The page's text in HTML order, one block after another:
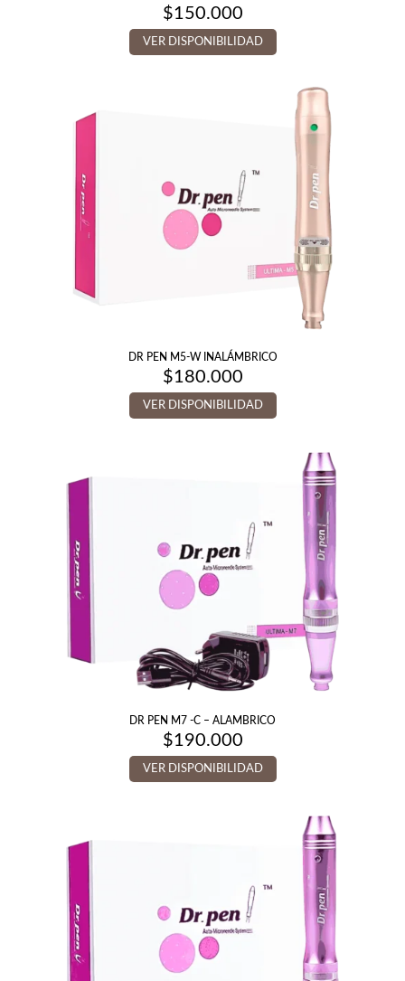
$150.000
VER DISPONIBILIDAD
DR PEN M5-W INALÁMBRICO
$180.000
VER DISPONIBILIDAD
DR PEN M7 -C – ALAMBRICO
$190.000
VER DISPONIBILIDAD